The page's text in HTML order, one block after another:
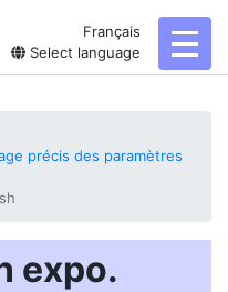
Français
Select language
précis des paramètres
expo.